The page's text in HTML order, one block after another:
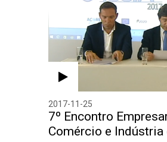
2017-11-25
7º Encontro
Comércio e